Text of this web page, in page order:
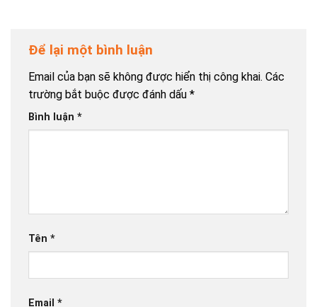
Để lại một bình luận
Email của bạn sẽ không được hiển thị công khai. Các
trường bắt buộc được đánh dấu *
Bình luận *
Tên *
Email *